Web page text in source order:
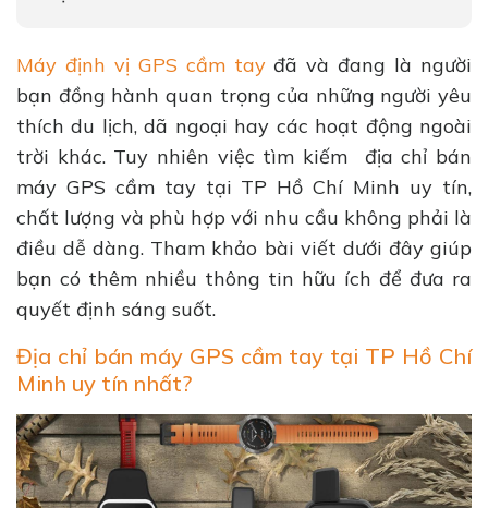
Máy định vị GPS cầm tayđã và đang là người
bạn đồng hành quan trọng của những người yêu
thích du lịch, dã ngoại hay các hoạt động ngoài
trời khác. Tuy nhiên việc tìm kiếm địa chỉ bán
máy GPS cầm tay tại TP Hồ Chí Minh uy tín,
chất lượng và phù hợp với nhu cầu không phải là
điều dễ dàng. Tham khảo bài viết dưới đây giúp
bạn có thêm nhiều thông tin hữu ích để đưa ra
quyết định sáng suốt.
Địa chỉ bán máy GPS cầm tay tại TP Hồ Chí
Minh uy tín nhất?